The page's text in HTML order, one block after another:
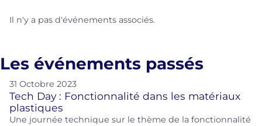
Il n'y a pas d'événements associés.
Les événements passés
31 Octobre 2023
Tech Day : Fonctionnalité dans les matériaux
plastiques
Une journée technique sur le thème de la fonctionnalité